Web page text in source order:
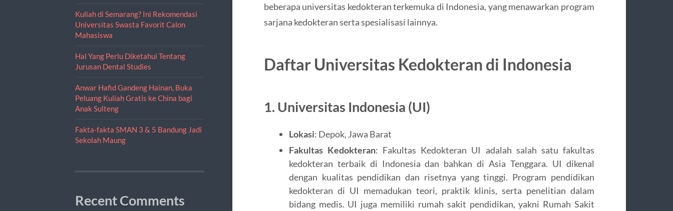
Kuliah di Semarang? Ini Rekomendasi
Universitas Swasta Favorit Calon
Mahasiswa
Hal Yang Perlu Diketahui Tentang
Jurusan Dental Studies
Anwar Hafid Gandeng Hainan, Buka
Peluang Kuliah Gratis ke China bagi
Anak Sulteng
Fakta-fakta SMAN 3 & 5 Bandung Jadi
Sekolah Maung
Recent Comments
beberapa universitas kedokteran terkemuka di Indonesia, yang menawarkan program
sarjana kedokteran serta spesialisasi lainnya.
Daftar Universitas Kedokteran di Indonesia
1. Universitas Indonesia (UI)
Lokasi: Depok, Jawa Barat
Fakultas Kedokteran: Fakultas Kedokteran UI adalah salah satu fakultas
kedokteran terbaik di Indonesia dan bahkan di Asia Tenggara. UI dikenal
dengan kualitas pendidikan dan risetnya yang tinggi. Program pendidikan
kedokteran di UI memadukan teori, praktik klinis, serta penelitian dalam
bidang medis. UI juga memiliki rumah sakit pendidikan, yakni Rumah Sakit